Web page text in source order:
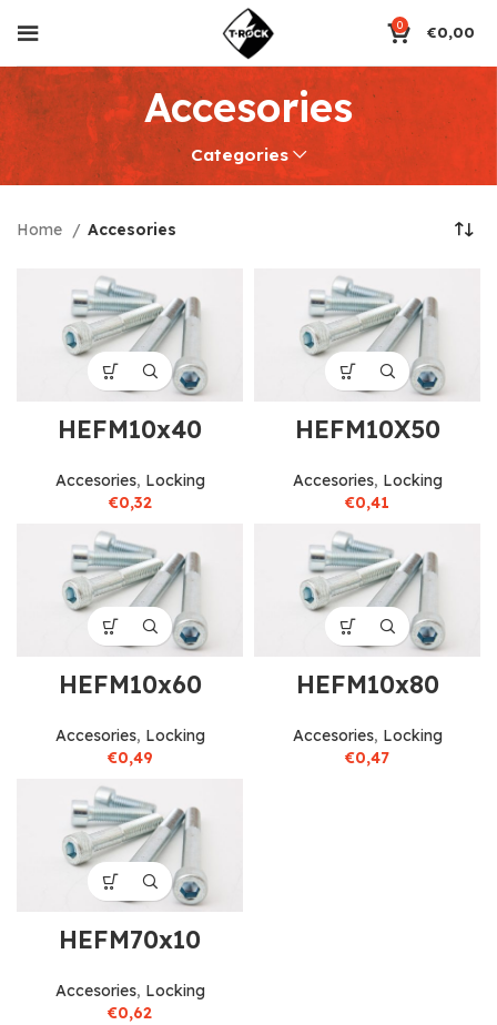
0 €0,00
Accesories
Categories
Home Accesories
HEFM10x40
Accesories, Locking
€0,32
HEFM10X50
Accesories, Locking
€0,41
HEFM10x60
Accesories, Locking
€0,49
HEFM10x80
Accesories, Locking
€0,47
HEFM70x10
Accesories, Locking
€0,62